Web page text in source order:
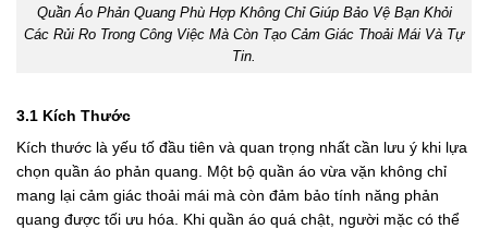
Quần Áo Phản Quang Phù Hợp Không Chỉ Giúp Bảo Vệ Bạn Khỏi
Các Rủi Ro Trong Công Việc Mà Còn Tạo Cảm Giác Thoải Mái Và Tự
Tin.
3.1 Kích Thước
Kích thước là yếu tố đầu tiên và quan trọng nhất cần lưu ý khi lựa
chọn quần áo phản quang. Một bộ quần áo vừa vặn không chỉ
mang lại cảm giác thoải mái mà còn đảm bảo tính năng phản
quang được tối ưu hóa. Khi quần áo quá chật, người mặc có thể